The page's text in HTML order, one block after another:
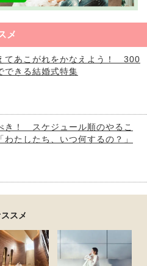
メ
てあこがれをかなえよう！ 300
できる結婚式特集
き！ スケジュール順のやるこ
わたしたち、いつ何するの？」
スメ